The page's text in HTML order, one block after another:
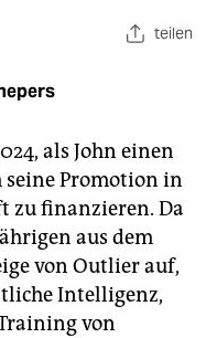
teilen
als John einen
seine Promotion in
zu finanzieren. Da
aus dem
von Outlier auf,
Intelligenz,
von